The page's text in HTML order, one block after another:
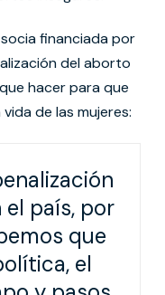
financiada por
del aborto
hacer para que
de las mujeres:
país, por
que
el